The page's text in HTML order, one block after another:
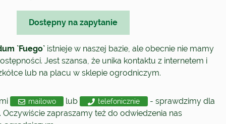
Dostępny na zapytanie
`Fuego`istnieje w naszej bazie, ale obecnie nie mamy
Jest szansa, że unika kontaktu z internetem i
lub na placu w sklepie ogrodniczym.
mailowo lub telefonicznie
- sprawdzimy dla
Oczywiście zapraszamy też do odwiedzenia nas